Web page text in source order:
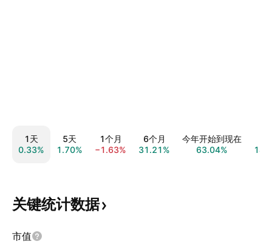
1天
0.33%
5天
1.70%
1个月
−1.63%
6个月
31.21%
今年开始到现在
63.04%
关键统计数据
市值